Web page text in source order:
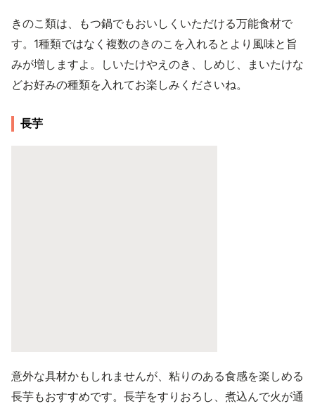
きのこ類は、もつ鍋でもおいしくいただける万能食材で
す。1種類ではなく複数のきのこを入れるとより風味と旨
みが増しますよ。しいたけやえのき、しめじ、まいたけな
どお好みの種類を入れてお楽しみくださいね。
長芋
意外な具材かもしれませんが、粘りのある食感を楽しめる
長芋もおすすめです。長芋をすりおろし、煮込んで火が通